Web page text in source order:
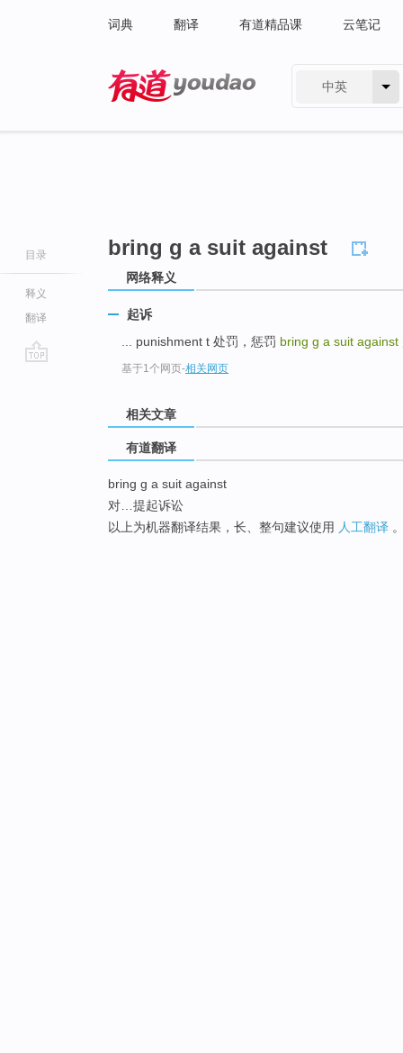
词典 翻译 有道精品课 云笔记
中英
目录
释义
翻译
bring g a suit against
网络释义
起诉
... punishment t 处罚，惩罚 bring g a suit against
基于1个网页-相关网页
相关文章
有道翻译
bring g a suit against
对…提起诉讼
以上为机器翻译结果，长、整句建议使用 人工翻译